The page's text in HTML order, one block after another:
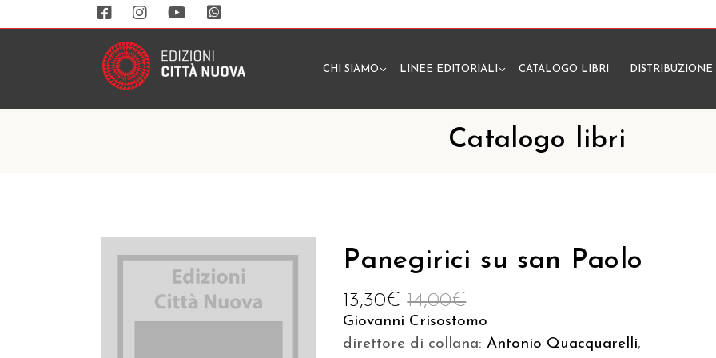
CHI SIAMO LINEE EDITORIALI CATALOGO LIBRI DISTRIBUZIONE
Catalogo libri
Panegirici su san Paolo
14,00€
13,30€
Giovanni Crisostomo
direttore di collana:Antonio Quacquarelli,